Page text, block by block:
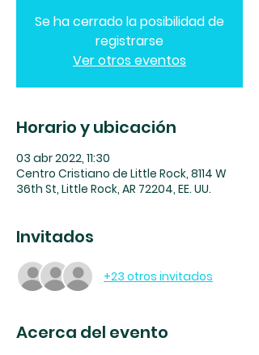
Se ha cerrado la posibilidad de
registrarse
Ver otros eventos
Horario y ubicación
03 abr 2022, 11:30
Centro Cristiano de Little Rock, 8114 W
36th St, Little Rock, AR 72204, EE. UU.
Invitados
+23 otros invitados
Acerca del evento